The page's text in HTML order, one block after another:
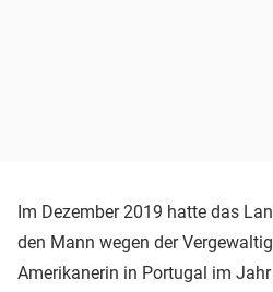
Im Dezember 2019 hatte das
den Mann wegen der
Amerikanerin in Portugal im